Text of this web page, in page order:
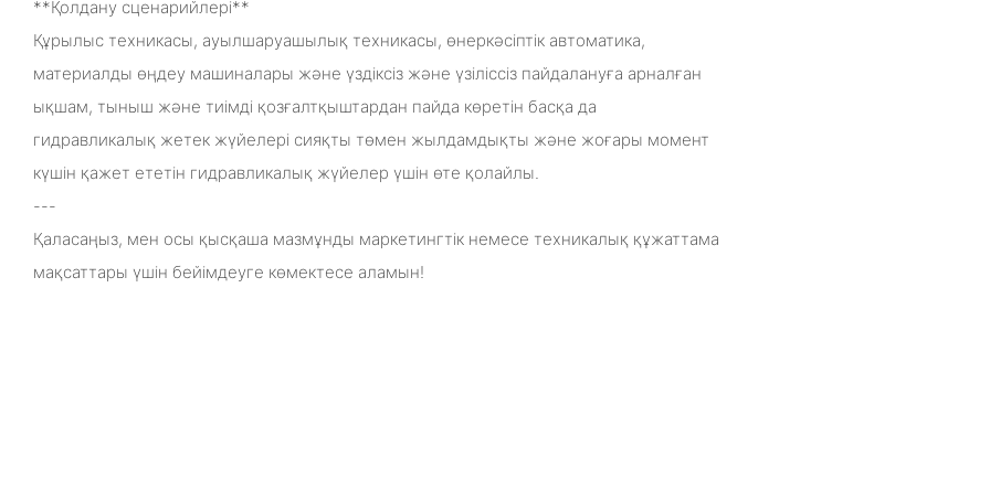
**Қолдану сценарийлері**
Құрылыс техникасы, ауылшаруашылық техникасы, өнеркәсіптік автоматика,
материалды өңдеу машиналары және үздіксіз және үзіліссіз пайдалануға арналған
ықшам, тыныш және тиімді қозғалтқыштардан пайда көретін басқа да
гидравликалық жетек жүйелері сияқты төмен жылдамдықты және жоғары момент
күшін қажет ететін гидравликалық жүйелер үшін өте қолайлы.
---
Қаласаңыз, мен осы қысқаша мазмұнды маркетингтік немесе техникалық құжаттама
мақсаттары үшін бейімдеуге көмектесе аламын!